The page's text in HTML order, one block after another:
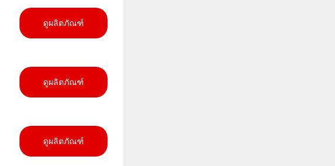
ดูผลิตภัณฑ์
ดูผลิตภัณฑ์
ดูผลิตภัณฑ์